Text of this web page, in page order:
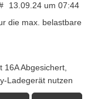
13.09.24 um 07:44
die max. belastbare
16A Abgesichert,
Ladegerät nutzen